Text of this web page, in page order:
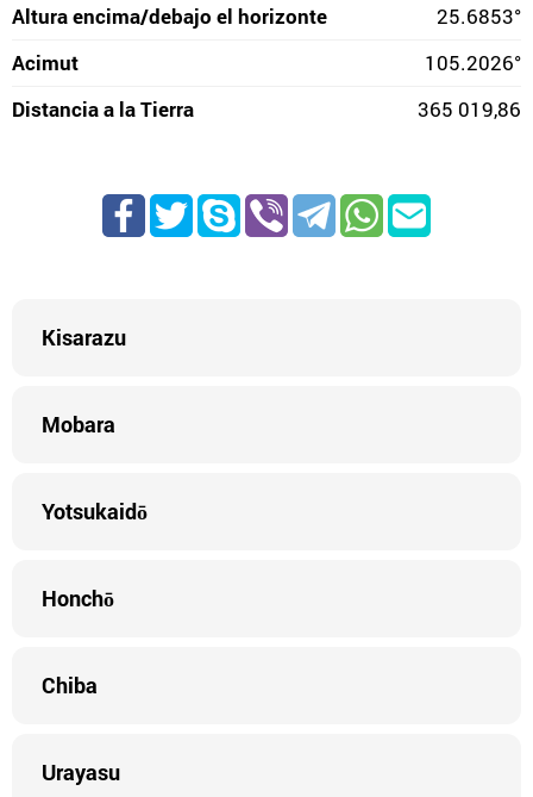
Altura encima/debajo el horizonte
25.6853°
Acimut
105.2026°
Distancia a la Tierra
365 019,86
Kisarazu
Mobara
Yotsukaidō
Honchō
Chiba
Urayasu